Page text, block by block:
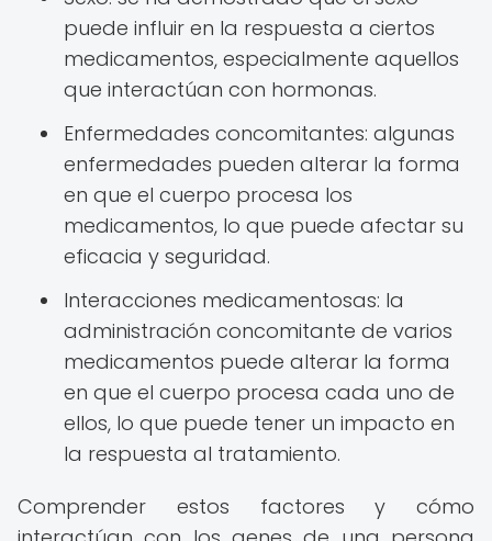
puede influir en la respuesta a ciertos
medicamentos, especialmente aquellos
que interactúan con hormonas.
Enfermedades concomitantes: algunas
enfermedades pueden alterar la forma
en que el cuerpo procesa los
medicamentos, lo que puede afectar su
eficacia y seguridad.
Interacciones medicamentosas: la
administración concomitante de varios
medicamentos puede alterar la forma
en que el cuerpo procesa cada uno de
ellos, lo que puede tener un impacto en
la respuesta al tratamiento.
Comprender estos factores y cómo